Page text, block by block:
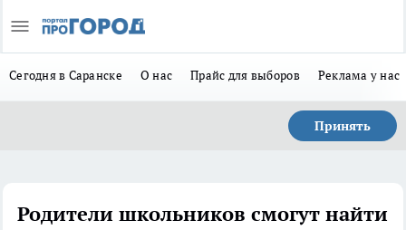
Сегодня в Саранске О нас Прайс для выборов Реклама у нас
Принять
Родители школьников смогут найти